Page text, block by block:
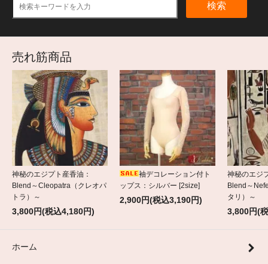
検索
売れ筋商品
神秘のエジプト産香油：
Blend～Cleopatra（クレオパ
トラ）～
3,800円(税込4,180円)
袖デコレーション付ト
ップス：シルバー [2size]
2,900円(税込3,190円)
神秘のエジ
Blend～
タリ）～
3,800円(
ホーム